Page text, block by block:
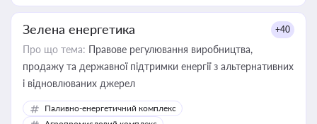
Зелена енергетика +40
Про що тема: Правове регулювання виробництва,
продажу та державної підтримки енергії з альтернативних
і відновлюваних джерел
Паливно-енергетичний комплекс